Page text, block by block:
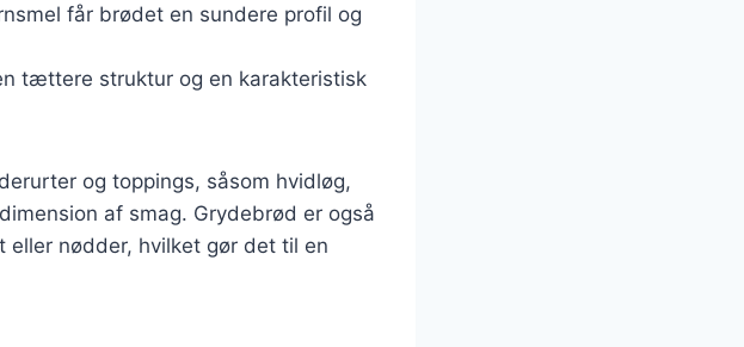
får brødet en sundere profil og
tættere struktur og en karakteristisk
og toppings, såsom hvidløg,
af smag. Grydebrød er også
eller nødder, hvilket gør det til en